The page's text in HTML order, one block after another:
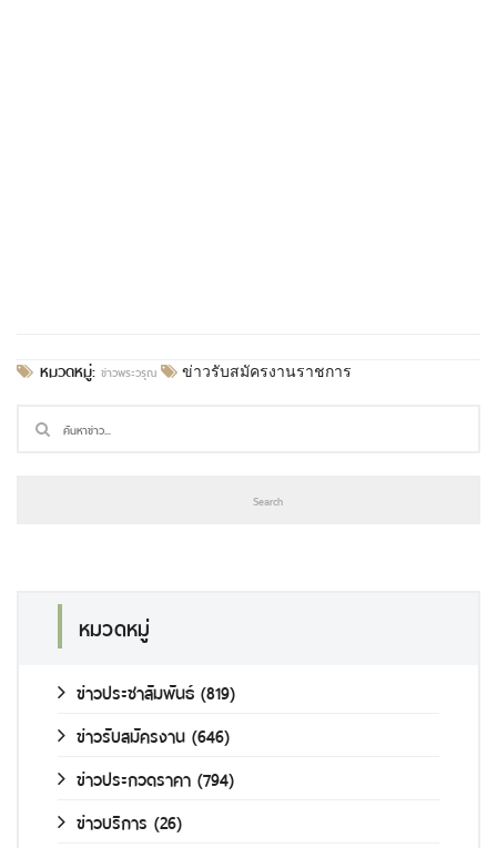
หมวดหมู่: ข่าวพระวรุณ ข่าวรับสมัครงานราชการ
หมวดหมู่
ข่าวประชาสัมพันธ์ (819)
ข่าวรับสมัครงาน (646)
ข่าวประกวดราคา (794)
ข่าวบริการ (26)